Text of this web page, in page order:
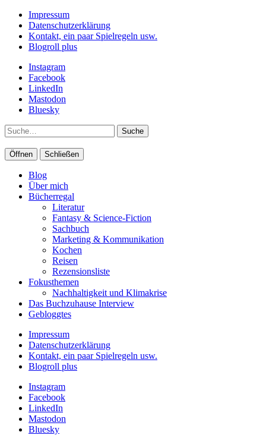
Impressum
Datenschutzerklärung
Kontakt, ein paar Spielregeln usw.
Blogroll plus
Instagram
Facebook
LinkedIn
Mastodon
Bluesky
Suche
Öffnen Schließen
Blog
Über mich
Bücherregal
Literatur
Fantasy & Science-Fiction
Sachbuch
Marketing & Kommunikation
Kochen
Reisen
Rezensionsliste
Fokusthemen
Nachhaltigkeit und Klimakrise
Das Buchzuhause Interview
Gebloggtes
Impressum
Datenschutzerklärung
Kontakt, ein paar Spielregeln usw.
Blogroll plus
Instagram
Facebook
LinkedIn
Mastodon
Bluesky